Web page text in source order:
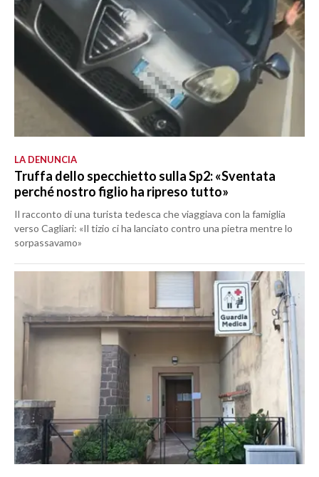
LA DENUNCIA
Truffa dello specchietto sulla Sp2: «Sventata
perché nostro figlio ha ripreso tutto»
Il racconto di una turista tedesca che viaggiava con la famiglia
verso Cagliari: «Il tizio ci ha lanciato contro una pietra mentre lo
sorpassavamo»